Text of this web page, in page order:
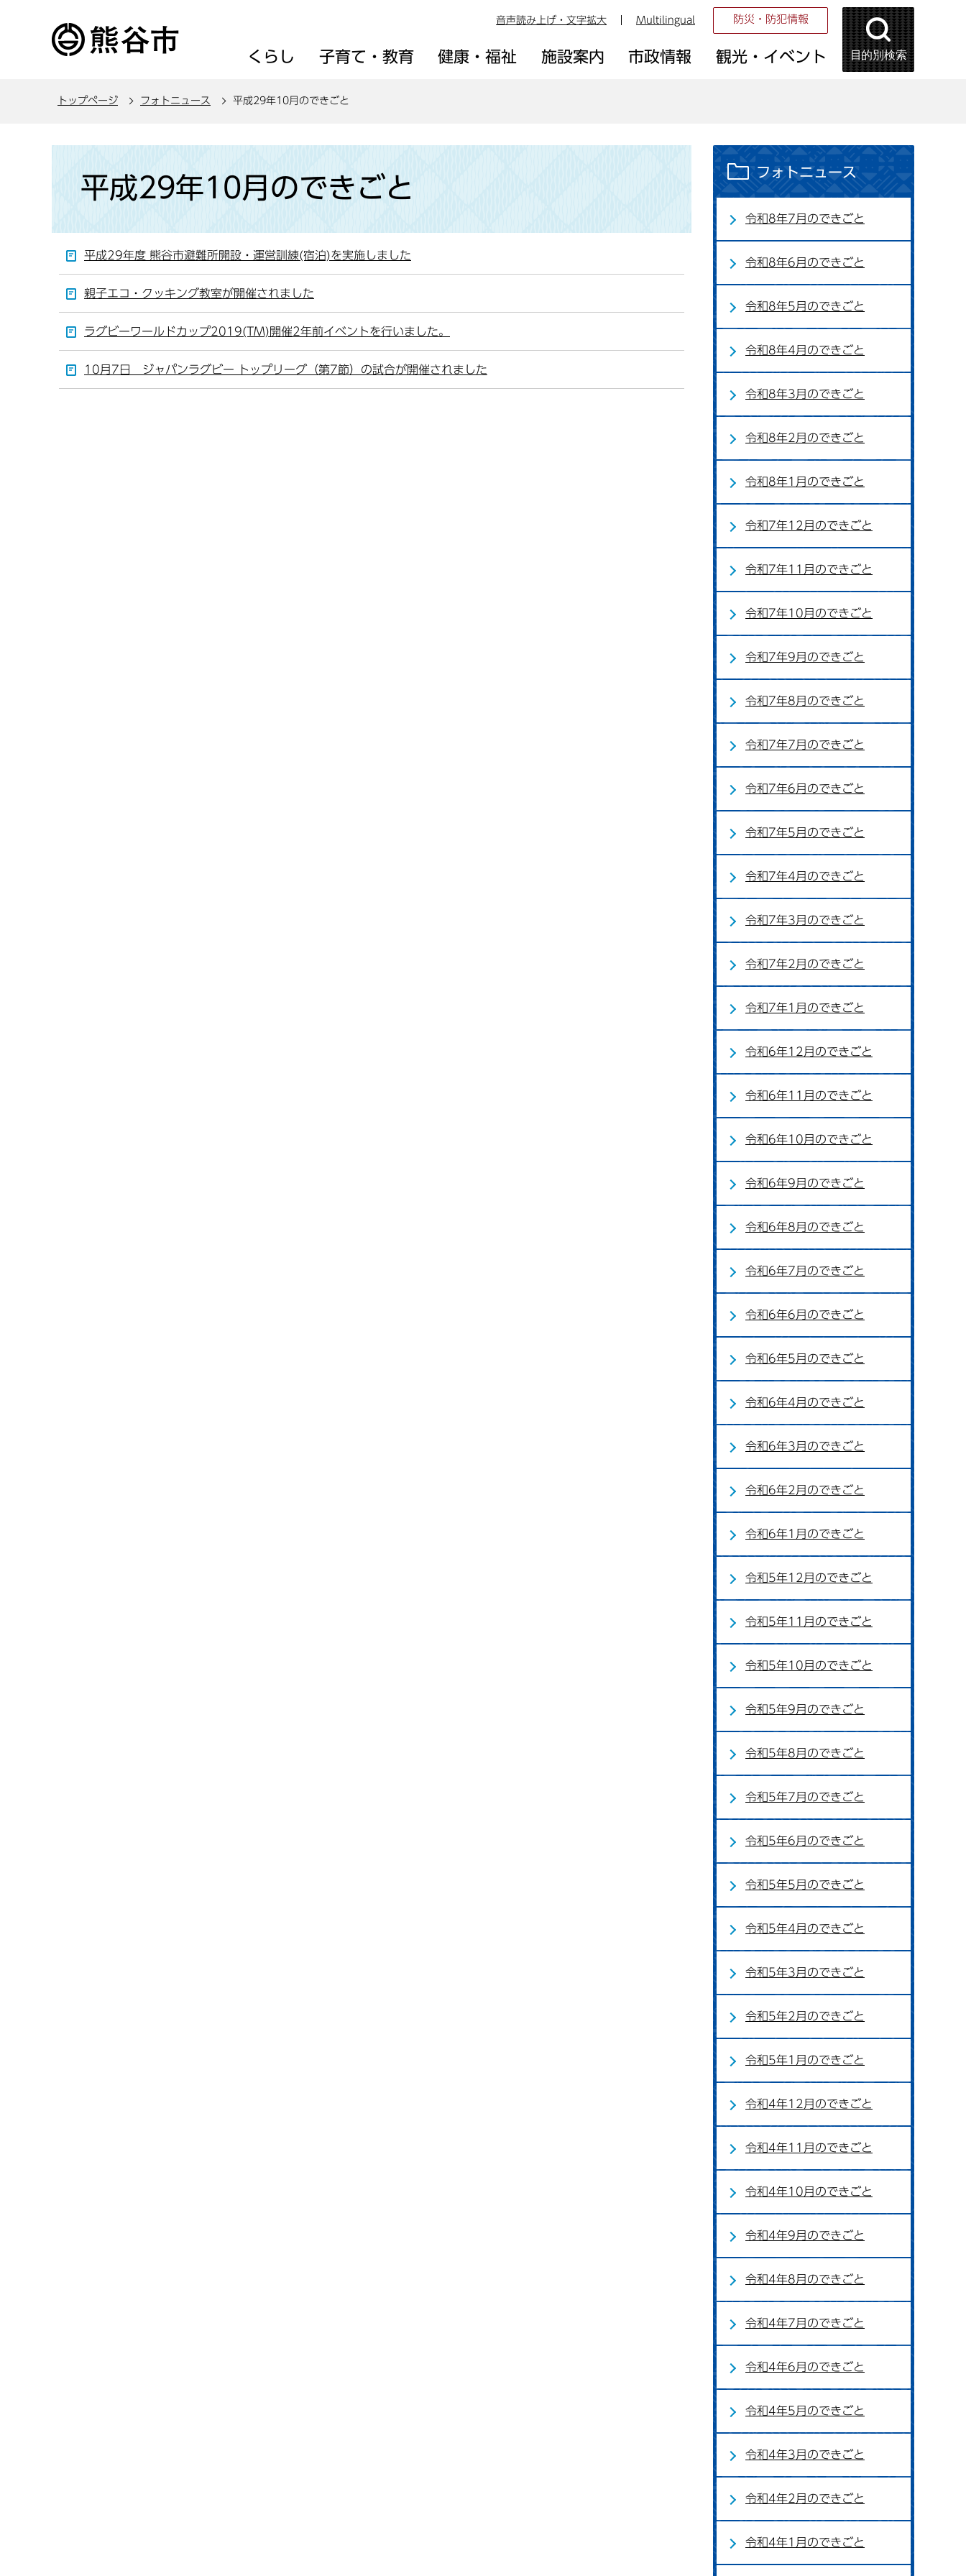
音声読み上げ・文字拡大 Multilingual 防災・防犯情報
くらし 子育て・教育 健康・福祉 施設案内 市政情報 観光・イベント 目的別検索
トップページ フォトニュース 平成29年10月のできごと
か
平成29年10月のできごと
平成29年度 熊谷市避難所開設・運営訓練(宿泊)を実施しました
親子エコ・クッキング教室が開催されました
ラグビーワールドカップ2019(TM)開催2年前イベントを行いました。
10月7日 ジャパンラグビー トップリーグ（第7節）の試合が開催されました
フォトニュース
令和8年7月のできごと
令和8年6月のできごと
令和8年5月のできごと
令和8年4月のできごと
令和8年3月のできごと
令和8年2月のできごと
令和8年1月のできごと
令和7年12月のできごと
令和7年11月のできごと
令和7年10月のできごと
令和7年9月のできごと
令和7年8月のできごと
令和7年7月のできごと
令和7年6月のできごと
令和7年5月のできごと
令和7年4月のできごと
令和7年3月のできごと
令和7年2月のできごと
令和7年1月のできごと
令和6年12月のできごと
令和6年11月のできごと
令和6年10月のできごと
令和6年9月のできごと
令和6年8月のできごと
令和6年7月のできごと
令和6年6月のできごと
令和6年5月のできごと
令和6年4月のできごと
令和6年3月のできごと
令和6年2月のできごと
令和6年1月のできごと
令和5年12月のできごと
令和5年11月のできごと
令和5年10月のできごと
令和5年9月のできごと
令和5年8月のできごと
令和5年7月のできごと
令和5年6月のできごと
令和5年5月のできごと
令和5年4月のできごと
令和5年3月のできごと
令和5年2月のできごと
令和5年1月のできごと
令和4年12月のできごと
令和4年11月のできごと
令和4年10月のできごと
令和4年9月のできごと
令和4年8月のできごと
令和4年7月のできごと
令和4年6月のできごと
令和4年5月のできごと
令和4年3月のできごと
令和4年2月のできごと
令和4年1月のできごと